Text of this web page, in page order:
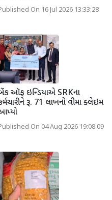
On 16 Jul 2026 13:33:28
ઑફ ઇન્ડિયાએ SRKના
રૂ. 71 લાખનો વીમા ક્લેઇમ
On 04 Aug 2026 19:08:09